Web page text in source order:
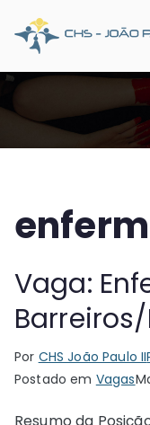
para
conteúdo
Vaga:
Barreiros/
Por CHS João Paulo II
Postado em Vagas